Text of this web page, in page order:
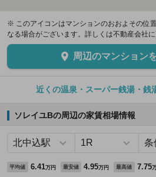
※ このアイコンはマンションのおおよその位
なる場合がございます。詳しくは不動産会社に
周辺のマンション
近くの温泉・スーパー銭湯・銭
ソレイユBの周辺の家賃相場情報
平均値 6.41万円 最安値 4.95万円 最高値 7.75